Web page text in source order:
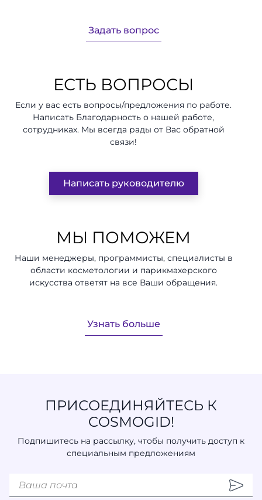
Задать вопрос
ЕСТЬ ВОПРОСЫ
Если у вас есть вопросы/предложения по работе.
Написать Благодарность о нашей работе,
сотрудниках. Мы всегда рады от Вас обратной
связи!
Написать руководителю
МЫ ПОМОЖЕМ
Наши менеджеры, программисты, специалисты в
области косметологии и парикмахерского
искусства ответят на все Ваши обращения.
Узнать больше
ПРИСОЕДИНЯЙТЕСЬ К
COSMOGID!
Подпишитесь на рассылку, чтобы получить доступ к
специальным предложениям